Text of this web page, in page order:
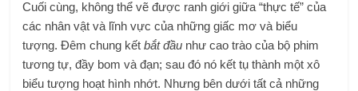
Cuối cùng, không thể vẽ được ranh giới giữa “thực tế” của
các nhân vật và lĩnh vực của những giấc mơ và biểu
tượng. Đêm chung kếtbắt đầu như cao trào của bộ phim
tương tự, đầy bom và đạn; sau đó nó kết tụ thành một xô
biểu tượng hoạt hình nhớt. Nhưng bên dưới tất cả những